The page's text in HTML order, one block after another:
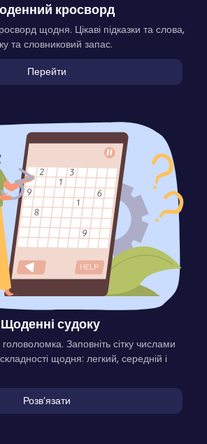
кросворд
щодня. Цікаві підказки та слова,
та словниковий запас.
Перейти
Щоденні судоку
Заповніть сітку числами
щодня: легкий, середній і
Розвʼязати